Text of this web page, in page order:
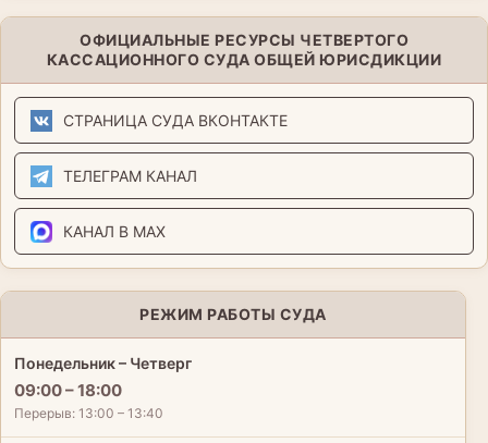
ОФИЦИАЛЬНЫЕ РЕСУРСЫ ЧЕТВЕРТОГО
КАССАЦИОННОГО СУДА ОБЩЕЙ ЮРИСДИКЦИИ
СТРАНИЦА СУДА ВКОНТАКТЕ
ТЕЛЕГРАМ КАНАЛ
КАНАЛ В MAX
РЕЖИМ РАБОТЫ СУДА
Понедельник – Четверг
09:00 – 18:00
Перерыв: 13:00 – 13:40